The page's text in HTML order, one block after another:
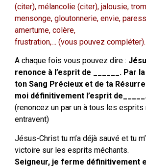
(citer), mélancolie (citer), jalousie,
mensonge, gloutonnerie, envie,
amertume, colère,
frustration,… (vous pouvez compléter).
A chaque fois vous pouvez dire :
renonce à l’esprit de ______. Par
ton Sang Précieux et de ta
moi définitivement l’esprit
(renoncez un par un à tous les
entravent)
Jésus-Christ tu m’a déjà sauvé et tu
victoire sur les esprits méchants.
Seigneur, je ferme définitivement